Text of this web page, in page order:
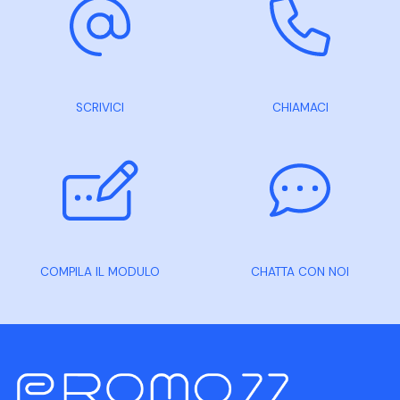
SCRIVICI CHIAMACI
COMPILA IL MODULO CHATTA CON NOI